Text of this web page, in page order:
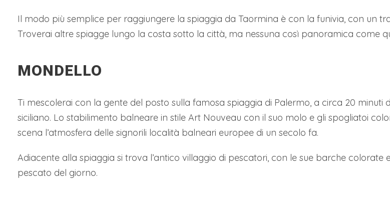
Il modo più semplice per raggiungere la spiaggia da Taormina è con la funivia, con un
Troverai altre spiagge lungo la costa sotto la città, ma nessuna così panoramica come
MONDELLO
Ti mescolerai con la gente del posto sulla famosa spiaggia di Palermo, a circa 20 minuti
siciliano. Lo stabilimento balneare in stile Art Nouveau con il suo molo e gli spogliatoi
scena l’atmosfera delle signorili località balneari europee di un secolo fa.
Adiacente alla spiaggia si trova l’antico villaggio di pescatori, con le sue barche colorate
pescato del giorno.